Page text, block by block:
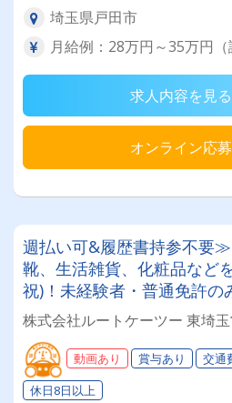
埼玉県戸田市
月給例：28万円～35万円（
求人内容を見る
オンライン応募
週払い可&履歴書持参不要≫
靴、生活雑貨、化粧品など
祝)！未経験者・普通免許の
取得時は50%費用補助制度
与・勤続給・子ども手当な
株式会社ルートケーツー 東埼
動画あり 賞与あり 交通
休日8日以上